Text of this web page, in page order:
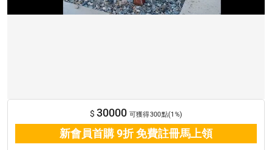
$ 30000 可獲得300點(1%)
新會員首購 9折 免費註冊馬上領